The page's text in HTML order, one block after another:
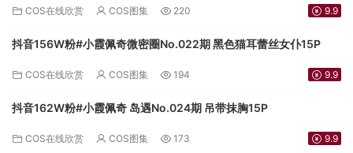
COS在线欣赏 COS图集 220 9.9
抖音156W粉#小霞佩奇微密圈No.022期 黑色猫耳蕾丝女仆15P
COS在线欣赏 COS图集 194 9.9
抖音162W粉#小霞佩奇 岛遇No.024期 吊带抹胸15P
COS在线欣赏 COS图集 173 9.9